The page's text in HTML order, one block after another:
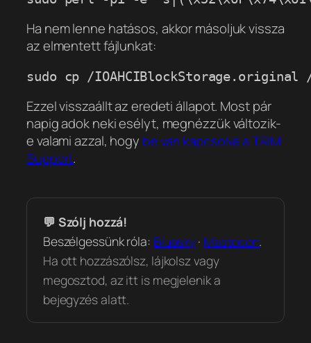
Ha nem lenne hatásos, akkor másoljuk vissza
az elmentett fájlunkat:
Ezzel visszaállt az eredeti állapot. Most pár
napig adok neki esélyt, megnézzük változik-
e valami azzal, hogy be van kapcsolva a TRIM
Support.
💬 Szólj hozzá!
Beszélgessünk róla: Bluesky · Mastodon.
Ha ott hozzászólsz, lájkolsz vagy
megosztod, az itt is megjelenik a
bejegyzés alatt.